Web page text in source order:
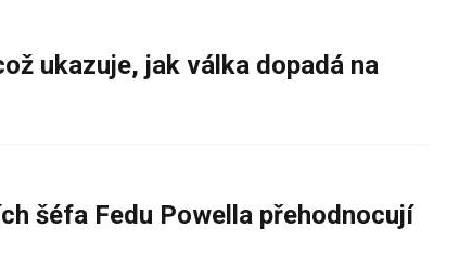
ukazuje, jak válka dopadá na
šéfa Fedu Powella přehodnocují